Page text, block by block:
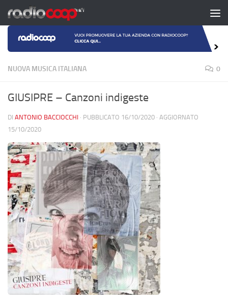
Salta al contenuto
NUOVA MUSICA ITALIANA 0
GIUSIPRE – Canzoni indigeste
DI ANTONIO BACCIOCCHI · PUBBLICATO 16/10/2020 · AGGIORNATO
15/10/2020